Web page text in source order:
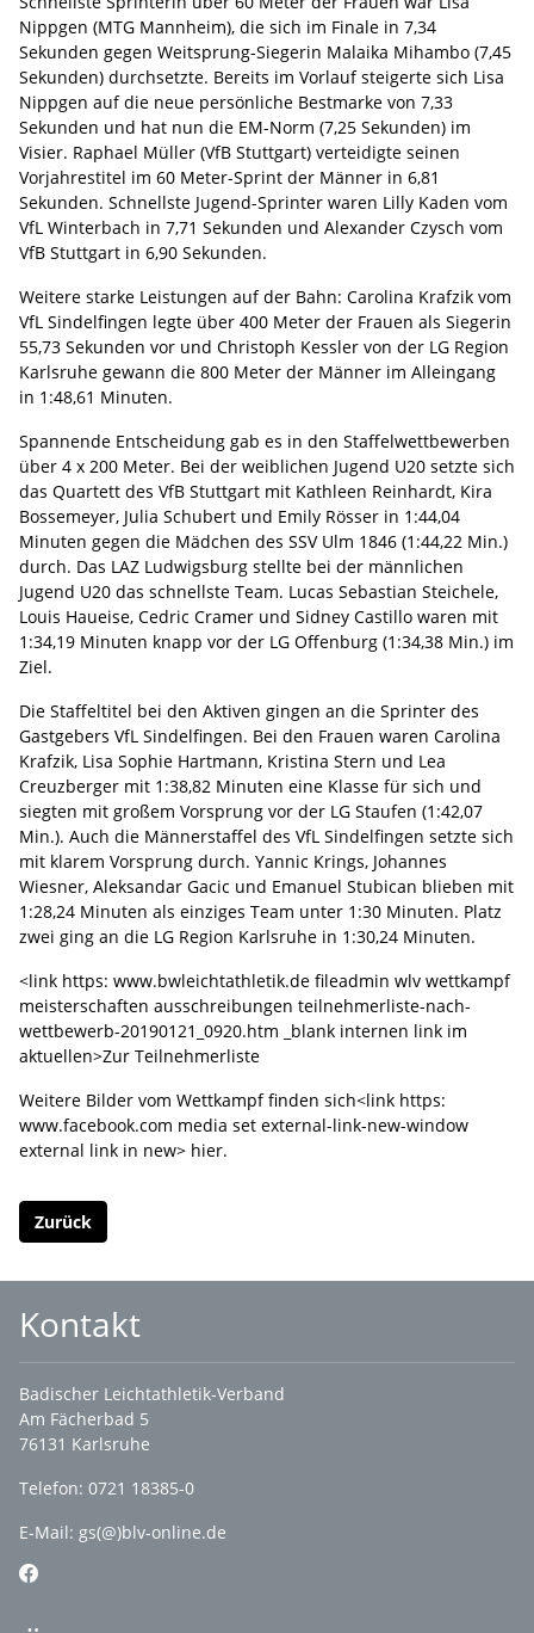
Nippgen (MTG Mannheim), die sich im Finale in 7,34
Sekunden gegen Weitsprung-Siegerin Malaika Mihambo (7,45
Sekunden) durchsetzte. Bereits im Vorlauf steigerte sich Lisa
Nippgen auf die neue persönliche Bestmarke von 7,33
Sekunden und hat nun die EM-Norm (7,25 Sekunden) im
Visier. Raphael Müller (VfB Stuttgart) verteidigte seinen
Vorjahrestitel im 60 Meter-Sprint der Männer in 6,81
Sekunden. Schnellste Jugend-Sprinter waren Lilly Kaden vom
VfL Winterbach in 7,71 Sekunden und Alexander Czysch vom
VfB Stuttgart in 6,90 Sekunden.
Weitere starke Leistungen auf der Bahn: Carolina Krafzik vom
VfL Sindelfingen legte über 400 Meter der Frauen als Siegerin
55,73 Sekunden vor und Christoph Kessler von der LG Region
Karlsruhe gewann die 800 Meter der Männer im Alleingang
in 1:48,61 Minuten.
Spannende Entscheidung gab es in den Staffelwettbewerben
über 4 x 200 Meter. Bei der weiblichen Jugend U20 setzte sich
das Quartett des VfB Stuttgart mit Kathleen Reinhardt, Kira
Bossemeyer, Julia Schubert und Emily Rösser in 1:44,04
Minuten gegen die Mädchen des SSV Ulm 1846 (1:44,22 Min.)
durch. Das LAZ Ludwigsburg stellte bei der männlichen
Jugend U20 das schnellste Team. Lucas Sebastian Steichele,
Louis Haueise, Cedric Cramer und Sidney Castillo waren mit
1:34,19 Minuten knapp vor der LG Offenburg (1:34,38 Min.) im
Ziel.
Die Staffeltitel bei den Aktiven gingen an die Sprinter des
Gastgebers VfL Sindelfingen. Bei den Frauen waren Carolina
Krafzik, Lisa Sophie Hartmann, Kristina Stern und Lea
Creuzberger mit 1:38,82 Minuten eine Klasse für sich und
siegten mit großem Vorsprung vor der LG Staufen (1:42,07
Min.). Auch die Männerstaffel des VfL Sindelfingen setzte sich
mit klarem Vorsprung durch. Yannic Krings, Johannes
Wiesner, Aleksandar Gacic und Emanuel Stubican blieben mit
1:28,24 Minuten als einziges Team unter 1:30 Minuten. Platz
zwei ging an die LG Region Karlsruhe in 1:30,24 Minuten.
<link https: www.bwleichtathletik.de fileadmin wlv wettkampf
meisterschaften ausschreibungen teilnehmerliste-nach-
wettbewerb-20190121_0920.htm _blank internen link im
aktuellen>Zur Teilnehmerliste
Weitere Bilder vom Wettkampf finden sich<link https:
www.facebook.com media set external-link-new-window
external link in new> hier.
Zurück
Kontakt
Badischer Leichtathletik-Verband
Am Fächerbad 5
76131 Karlsruhe
Telefon: 0721 18385-0
E-Mail: gs(@)blv-online.de